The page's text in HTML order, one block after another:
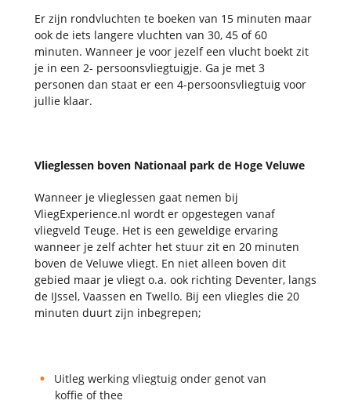
Er zijn rondvluchten te boeken van 15 minuten maar
ook de iets langere vluchten van 30, 45 of 60
minuten. Wanneer je voor jezelf een vlucht boekt zit
je in een 2- persoonsvliegtuigje. Ga je met 3
personen dan staat er een 4-persoonsvliegtuig voor
jullie klaar.
Vlieglessen boven Nationaal park de Hoge Veluwe
Wanneer je vlieglessen gaat nemen bij
VliegExperience.nl wordt er opgestegen vanaf
vliegveld Teuge. Het is een geweldige ervaring
wanneer je zelf achter het stuur zit en 20 minuten
boven de Veluwe vliegt. En niet alleen boven dit
gebied maar je vliegt o.a. ook richting Deventer, langs
de IJssel, Vaassen en Twello. Bij een vliegles die 20
minuten duurt zijn inbegrepen;
Uitleg werking vliegtuig onder genot van
koffie of thee